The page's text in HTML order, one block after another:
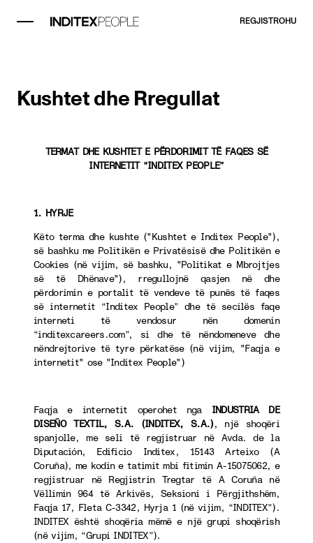
REGJISTROHU
Kushtet dhe Rregullat
TERMAT DHE KUSHTET E PËRDORIMIT TË FAQES SË
INTERNETIT “INDITEX PEOPLE”
1. HYRJE
Këto terma dhe kushte ("Kushtet e Inditex People"),
së bashku me Politikën e Privatësisë dhe Politikën e
Cookies (në vijim, së bashku, "Politikat e Mbrojtjes
së të Dhënave"), rregullojnë qasjen në dhe
përdorimin e portalit të vendeve të punës të faqes
së internetit “Inditex People” dhe të secilës faqe
interneti të vendosur nën domenin
“inditexcareers.com”, si dhe të nëndomeneve dhe
nëndrejtorive të tyre përkatëse (në vijim, "Faqja e
internetit" ose "Inditex People")
Faqja e internetit operohet nga INDUSTRIA DE
DISEÑO TEXTIL, S.A. (INDITEX, S.A.), një shoqëri
spanjolle, me seli të regjistruar në Avda. de la
Diputación, Edificio Inditex, 15143 Arteixo (A
Coruña), me kodin e tatimit mbi fitimin A-15075062, e
regjistruar në Regjistrin Tregtar të A Coruña në
Vëllimin 964 të Arkivës, Seksioni i Përgjithshëm,
Faqja 17, Fleta C-3342, Hyrja 1 (në vijim, “INDITEX”).
INDITEX është shoqëria mëmë e një grupi shoqërish
(në vijim, “Grupi INDITEX”).